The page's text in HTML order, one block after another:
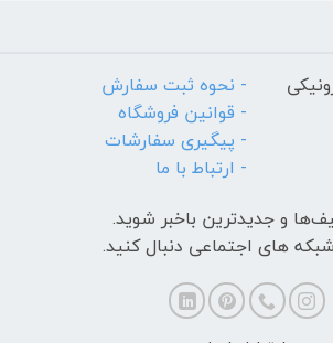
- نحوه ثبت سفارش
- قوانین فروشگاه
- پیگیری سفارشات
- ارتباط با ما
و جدیدترین‌ باخبر شوید.
شبکه های اجتماعی دنبال کنید.